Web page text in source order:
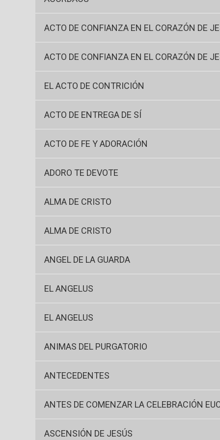
ACTO DE CONFIANZA EN EL CORAZÓN DE
ACTO DE CONFIANZA EN EL CORAZÓN DE
EL ACTO DE CONTRICIÓN
ACTO DE ENTREGA DE SÍ
ACTO DE FE Y ADORACIÓN
ADORO TE DEVOTE
ALMA DE CRISTO
ALMA DE CRISTO
ANGEL DE LA GUARDA
EL ANGELUS
EL ANGELUS
ANIMAS DEL PURGATORIO
ANTECEDENTES
ANTES DE COMENZAR LA CELEBRACIÓN
ASCENSIÓN DE JESÚS